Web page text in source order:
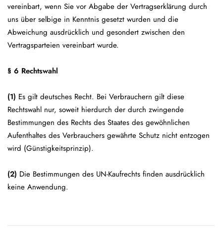
vereinbart, wenn Sie vor Abgabe der Vertragserklärung durch
uns über selbige in Kenntnis gesetzt wurden und die
Abweichung ausdrücklich und gesondert zwischen den
Vertragsparteien vereinbart wurde.
§ 6 Rechtswahl
(1) Es gilt deutsches Recht. Bei Verbrauchern gilt diese
Rechtswahl nur, soweit hierdurch der durch zwingende
Bestimmungen des Rechts des Staates des gewöhnlichen
Aufenthaltes des Verbrauchers gewährte Schutz nicht entzogen
wird (Günstigkeitsprinzip).
(2) Die Bestimmungen des UN-Kaufrechts finden ausdrücklich
keine Anwendung.